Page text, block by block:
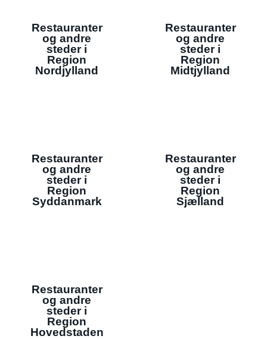
Restauranter
og andre
steder i
Region
Nordjylland
Restauranter
og andre
steder i
Region
Midtjylland
Restauranter
og andre
steder i
Region
Syddanmark
Restauranter
og andre
steder i
Region
Sjælland
Restauranter
og andre
steder i
Region
Hovedstaden